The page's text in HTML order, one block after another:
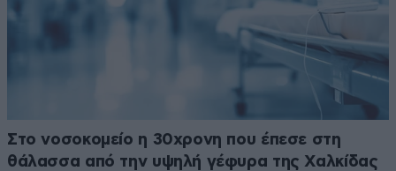
Στο νοσοκομείο η 30χρονη που έπεσε στη
θάλασσα από την υψηλή γέφυρα της Χαλκίδας